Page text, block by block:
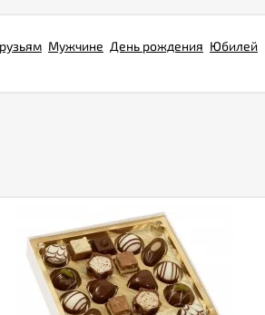
Мужчине День рождения Юбилей